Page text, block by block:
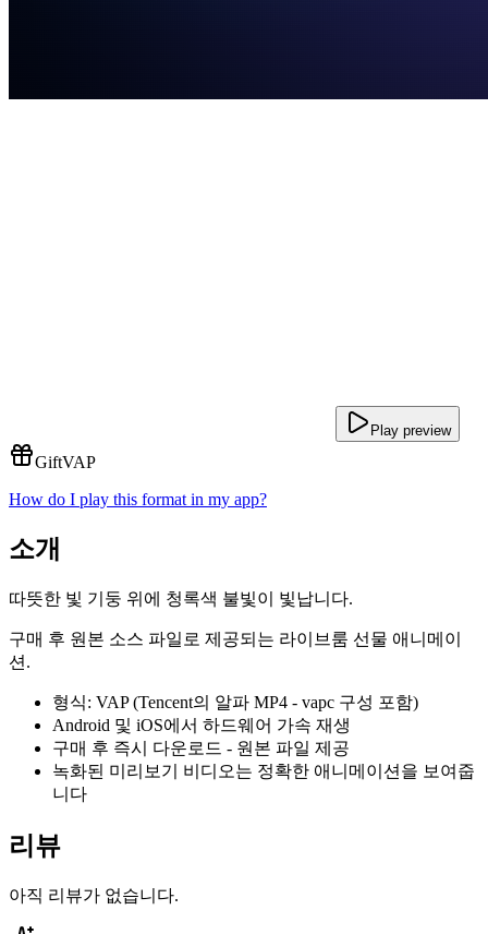
Play preview
GiftVAP
How do I play this format in my app?
소개
따뜻한 빛 기둥 위에 청록색 불빛이 빛납니다.
구매 후 원본 소스 파일로 제공되는 라이브룸 선물 애니메이
션.
형식: VAP (Tencent의 알파 MP4 - vapc 구성 포함)
Android 및 iOS에서 하드웨어 가속 재생
구매 후 즉시 다운로드 - 원본 파일 제공
녹화된 미리보기 비디오는 정확한 애니메이션을 보여줍
니다
리뷰
아직 리뷰가 없습니다.